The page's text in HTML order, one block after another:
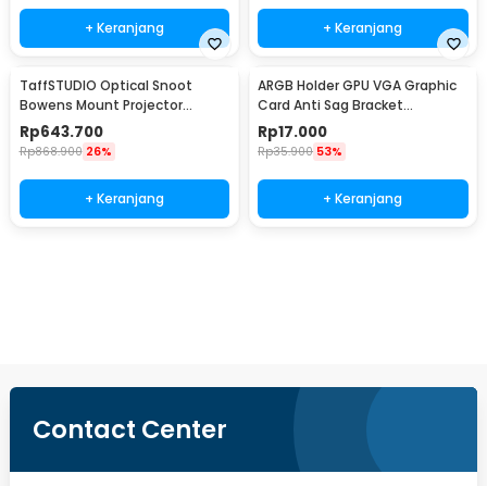
+ Keranjang + Keranjang
TaffSTUDIO Optical Snoot
Bowens Mount Projector
Cahaya 35 Set Foto Pro - MM-
06 PRO
Rp643.700
Rp868.900 26%
+ Keranjang
ARGB Holder GPU VGA Graphic
Card Anti Sag Bracket
Adjustable - GX80
Rp17.000
Rp35.900 53%
+ Keranjang
Contact Center